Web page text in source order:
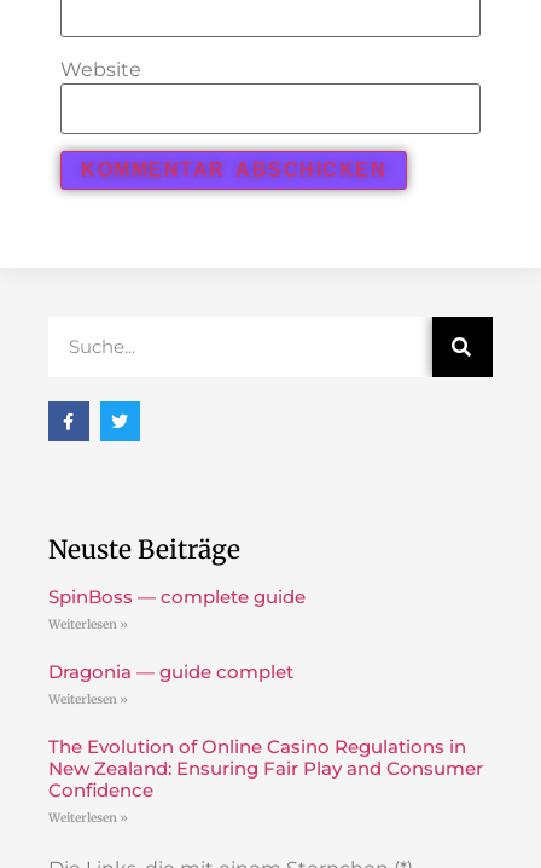
Website
Neuste Beiträge
SpinBoss — complete guide
Weiterlesen »
Dragonia — guide complet
Weiterlesen »
The Evolution of Online Casino Regulations in
New Zealand: Ensuring Fair Play and Consumer
Confidence
Weiterlesen »